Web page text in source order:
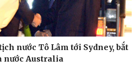
nước Tô Lâm tới Sydney, bắt
nước Australia